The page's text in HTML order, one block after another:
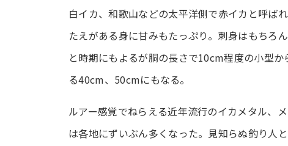
白イカ、和歌山などの太平洋側で赤イカと呼
たえがある身に甘みもたっぷり。刺身はもちろ
と時期にもよるが胴の長さで10cm程度の小型
る40cm、50cmにもなる。
ルアー感覚でねらえる近年流行のイカメタル、
は各地にずいぶん多くなった。見知らぬ釣り人